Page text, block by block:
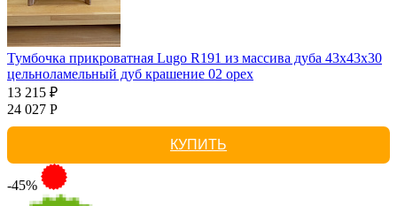
Тумбочка прикроватная Lugo R191 из массива дуба 43х43х30
цельноламельный дуб крашение 02 орех
13 215 ₽
24 027 Р
КУПИТЬ
-45%